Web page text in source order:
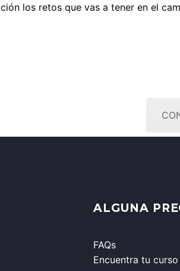
los retos que vas a tener en el
ALGUNA
FAQs
Encuentra tu curso